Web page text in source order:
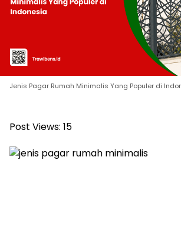
Jenis Pagar Rumah Minimalis Yang Populer di
Post Views: 15